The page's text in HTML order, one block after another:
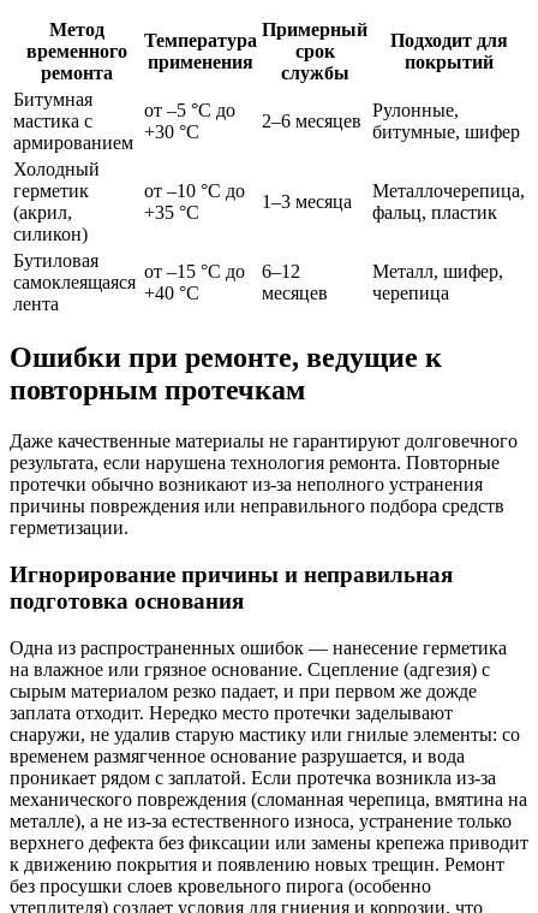
Метод
временного
ремонта
Температура
применения
Примерный
срок
службы
Подходит для
покрытий
Битумная
мастика с
армированием
от –5 °C до
+30 °C
2–6 месяцев
Рулонные,
битумные, шифер
Холодный
герметик
(акрил,
силикон)
от –10 °C до
+35 °C
1–3 месяца
Металлочерепица,
фальц, пластик
Бутиловая
самоклеящаяся
лента
от –15 °C до
+40 °C
6–12
месяцев
Металл, шифер,
черепица
Ошибки при ремонте, ведущие к
повторным протечкам
Даже качественные материалы не гарантируют долговечного
результата, если нарушена технология ремонта. Повторные
протечки обычно возникают из-за неполного устранения
причины повреждения или неправильного подбора средств
герметизации.
Игнорирование причины и неправильная
подготовка основания
Одна из распространенных ошибок — нанесение герметика
на влажное или грязное основание. Сцепление (адгезия) с
сырым материалом резко падает, и при первом же дожде
заплата отходит. Нередко место протечки заделывают
снаружи, не удалив старую мастику или гнилые элементы: со
временем размягченное основание разрушается, и вода
проникает рядом с заплатой. Если протечка возникла из-за
механического повреждения (сломанная черепица, вмятина на
металле), а не из-за естественного износа, устранение только
верхнего дефекта без фиксации или замены крепежа приводит
к движению покрытия и появлению новых трещин. Ремонт
без просушки слоев кровельного пирога (особенно
утеплителя) создает условия для гниения и коррозии, что